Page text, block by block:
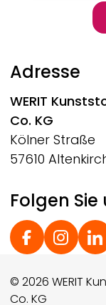
Adresse
WERIT
Co. KG
Kölner Straße
57610
Folgen
Social Footer
© 2026 WERIT
Co. KG